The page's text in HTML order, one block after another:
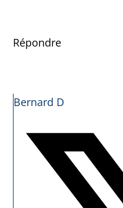
Répondre
Bernard D